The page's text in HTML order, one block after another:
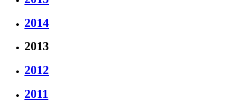
2014
2013
2012
2011